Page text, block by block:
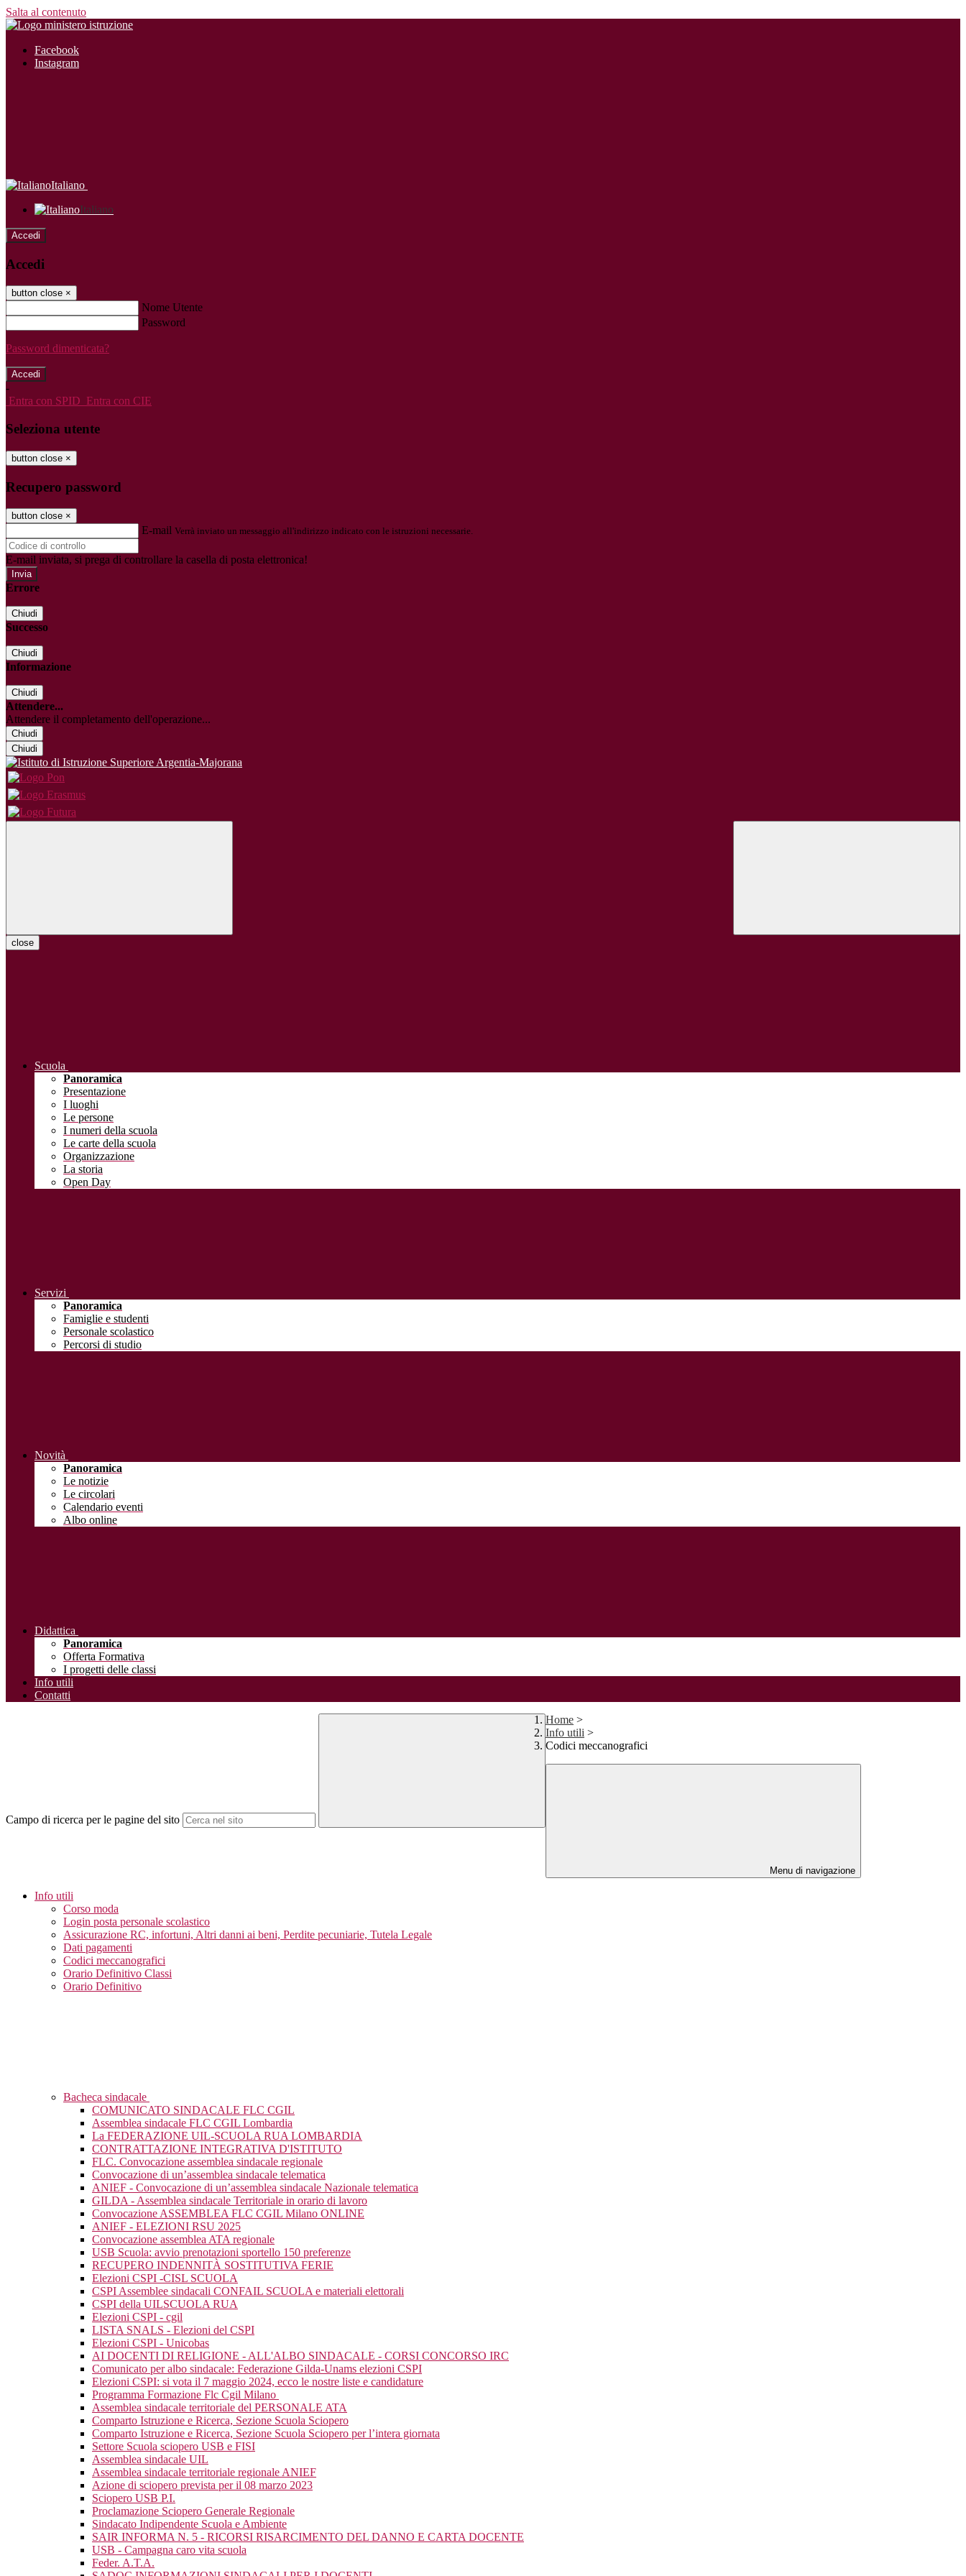
Salta al contenuto
Facebook
Instagram
Italiano
Italiano
Accedi
Accedi
button close ×
Nome Utente
Password
Password dimenticata?
-
Entra con SPID Entra con CIE
Seleziona utente
button close ×
Recupero password
button close ×
E-mail Verrà inviato un messaggio all'indirizzo indicato con le istruzioni necessarie.
E-mail inviata, si prega di controllare la casella di posta elettronica!
Errore
Chiudi
Successo
Chiudi
Informazione
Chiudi
Attendere...
Attendere il completamento dell'operazione...
Chiudi
Chiudi
close
Scuola
Panoramica
Presentazione
I luoghi
Le persone
I numeri della scuola
Le carte della scuola
Organizzazione
La storia
Open Day
Servizi
Panoramica
Famiglie e studenti
Personale scolastico
Percorsi di studio
Novità
Panoramica
Le notizie
Le circolari
Calendario eventi
Albo online
Didattica
Panoramica
Offerta Formativa
I progetti delle classi
Info utili
Contatti
Campo di ricerca per le pagine del sito
Home >
Info utili >
Codici meccanografici
Menu di navigazione
Info utili
Corso moda
Login posta personale scolastico
Assicurazione RC, infortuni, Altri danni ai beni, Perdite pecuniarie, Tutela Legale
Dati pagamenti
Codici meccanografici
Orario Definitivo Classi
Orario Definitivo
Bacheca sindacale
COMUNICATO SINDACALE FLC CGIL
Assemblea sindacale FLC CGIL Lombardia
La FEDERAZIONE UIL-SCUOLA RUA LOMBARDIA
CONTRATTAZIONE INTEGRATIVA D'ISTITUTO
FLC. Convocazione assemblea sindacale regionale
Convocazione di un’assemblea sindacale telematica
ANIEF - Convocazione di un’assemblea sindacale Nazionale telematica
GILDA - Assemblea sindacale Territoriale in orario di lavoro
Convocazione ASSEMBLEA FLC CGIL Milano ONLINE
ANIEF - ELEZIONI RSU 2025
Convocazione assemblea ATA regionale
USB Scuola: avvio prenotazioni sportello 150 preferenze
RECUPERO INDENNITÀ SOSTITUTIVA FERIE
Elezioni CSPI -CISL SCUOLA
CSPI Assemblee sindacali CONFAIL SCUOLA e materiali elettorali
CSPI della UILSCUOLA RUA
Elezioni CSPI - cgil
LISTA SNALS - Elezioni del CSPI
Elezioni CSPI - Unicobas
AI DOCENTI DI RELIGIONE - ALL'ALBO SINDACALE - CORSI CONCORSO IRC
Comunicato per albo sindacale: Federazione Gilda-Unams elezioni CSPI
Elezioni CSPI: si vota il 7 maggio 2024, ecco le nostre liste e candidature
Programma Formazione Flc Cgil Milano
Assemblea sindacale territoriale del PERSONALE ATA
Comparto Istruzione e Ricerca, Sezione Scuola Sciopero
Comparto Istruzione e Ricerca, Sezione Scuola Sciopero per l’intera giornata
Settore Scuola sciopero USB e FISI
Assemblea sindacale UIL
Assemblea sindacale territoriale regionale ANIEF
Azione di sciopero prevista per il 08 marzo 2023
Sciopero USB P.I.
Proclamazione Sciopero Generale Regionale
Sindacato Indipendente Scuola e Ambiente
SAIR INFORMA N. 5 - RICORSI RISARCIMENTO DEL DANNO E CARTA DOCENTE
USB - Campagna caro vita scuola
Feder. A.T.A.